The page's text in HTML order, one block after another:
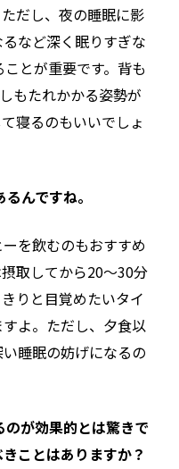
だし、夜の睡眠に影
など深く眠りすぎな
とが重要です。背も
もたれかかる姿勢が
寝るのもいいでしょ
んですね。
を飲むのもおすすめ
取してから20〜30分
りと目覚めたいタイ
よ。ただし、夕食以
睡眠の妨げになるの
のが効果的とは驚きで
ことはありますか？